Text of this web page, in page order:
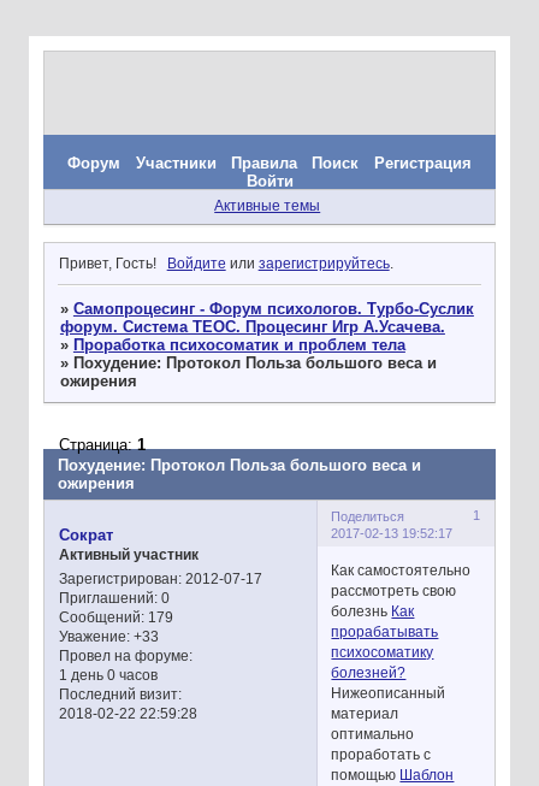
Форум Участники Правила Поиск
Регистрация
Войти
Активные темы
Привет, Гость! Войдите или зарегистрируйтесь.
» Самопроцесинг - Форум психологов. Турбо-Суслик
форум. Система ТЕОС. Процесинг Игр А.Усачева.
» Проработка психосоматик и проблем тела
» Похудение: Протокол Польза большого веса и
ожирения
Похудение: Протокол Польза большого веса и
ожирения
Страница:1
Поделиться
1
2017-02-13 19:52:17
Сократ
Активный участник
Зарегистрирован: 2012-07-17
Приглашений:0
Сообщений:179
Уважение: +33
Провел на форуме:
1 день 0 часов
Последний визит:
2018-02-22 22:59:28
Как самостоятельно
рассмотреть свою
болезнь Как
прорабатывать
психосоматику
болезней?
Нижеописанный
материал
оптимально
проработать с
помощью Шаблон